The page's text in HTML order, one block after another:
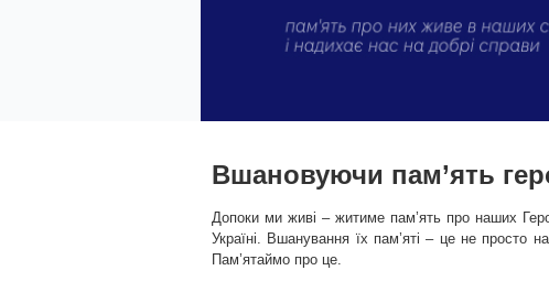
Вшановуючи пам’ять
Допоки ми живі – житиме пам’ять про наших
Україні. Вшанування їх пам’яті – це не просто
Пам’ятаймо про це.